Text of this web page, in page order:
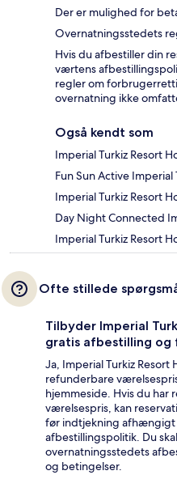
Der er mulighed for
Overnatningsstedets
Hvis du afbestiller din
værtens
regler om
overnatning ikke
Også kendt som
Imperial Turkiz Resort
Fun Sun Active Imperial
Imperial Turkiz Resort
Day Night Connected
Imperial Turkiz Resort
Ofte stillede
Tilbyder Imperial
gratis afbestilling og
Ja, Imperial Turkiz
refunderbare
hjemmeside. Hvis du
værelsespris, kan
før indtjekning afhængigt
afbestillingspolitik. Du
overnatningsstedets
og betingelser.